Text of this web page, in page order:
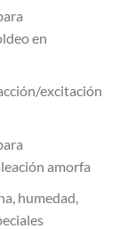
en
excitación
amorfa
humedad,